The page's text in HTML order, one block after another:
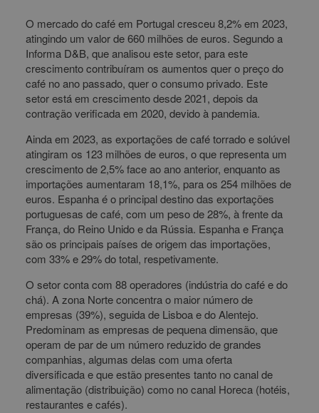
O mercado do café em Portugal cresceu 8,2% em 2023,
atingindo um valor de 660 milhões de euros. Segundo a
Informa D&B, que analisou este setor, para este
crescimento contribuíram os aumentos quer o preço do
café no ano passado, quer o consumo privado. Este
setor está em crescimento desde 2021, depois da
contração verificada em 2020, devido à pandemia.
Ainda em 2023, as exportações de café torrado e solúvel
atingiram os 123 milhões de euros, o que representa um
crescimento de 2,5% face ao ano anterior, enquanto as
importações aumentaram 18,1%, para os 254 milhões de
euros. Espanha é o principal destino das exportações
portuguesas de café, com um peso de 28%, à frente da
França, do Reino Unido e da Rússia. Espanha e França
são os principais países de origem das importações,
com 33% e 29% do total, respetivamente.
O setor conta com 88 operadores (indústria do café e do
chá). A zona Norte concentra o maior número de
empresas (39%), seguida de Lisboa e do Alentejo.
Predominam as empresas de pequena dimensão, que
operam de par de um número reduzido de grandes
companhias, algumas delas com uma oferta
diversificada e que estão presentes tanto no canal de
alimentação (distribuição) como no canal Horeca (hotéis,
restaurantes e cafés).